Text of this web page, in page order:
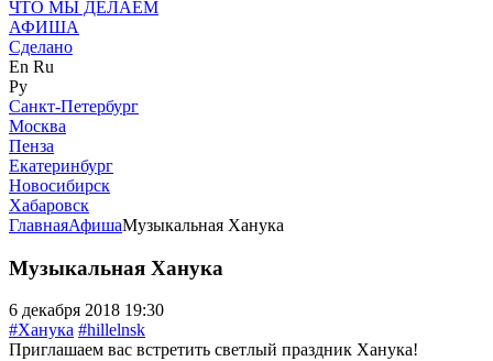
ЧТО МЫ ДЕЛАЕМ
АФИША
Сделано
En Ru
Ру
Санкт-Петербург
Москва
Пенза
Екатеринбург
Новосибирск
Хабаровск
ГлавнаяАфишаМузыкальная Ханука
Музыкальная Ханука
6 декабря 2018 19:30
#Ханука #hillelnsk
Приглашаем вас встретить светлый праздник Ханука!